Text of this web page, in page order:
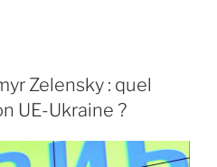
Zelensky : quel
UE-Ukraine ?